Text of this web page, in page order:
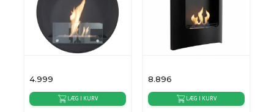
4.999
LÆG I KURV
8.896
LÆG I KURV